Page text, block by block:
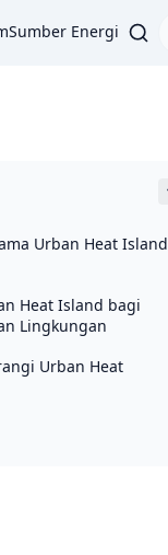
Sumber Energi
Urban Heat Island
Heat Island bagi
Lingkungan
Urban Heat